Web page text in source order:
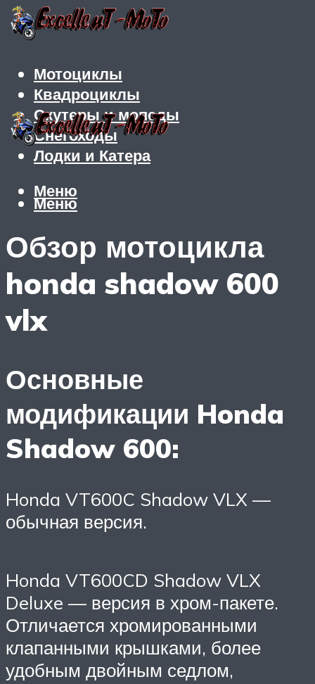
Мотоциклы
Квадроциклы
Скутеры и мопеды
Снегоходы
Лодки и Катера
Меню
Меню
Обзор мотоцикла
honda shadow 600
vlx
Основные
модификации Honda
Shadow 600:
Honda VT600C Shadow VLX —
обычная версия.
Honda VT600CD Shadow VLX
Deluxe — версия в хром-пакете.
Отличается хромированными
клапанными крышками, более
удобным двойным седлом,